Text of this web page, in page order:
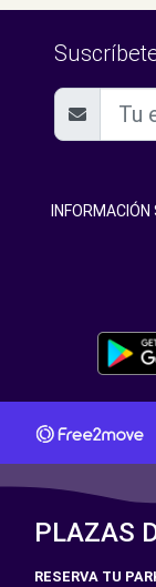
PLAZAS
RESERVA TU